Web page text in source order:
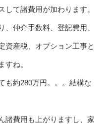
して諸費用が加わります。
仲介手数料、登記費用、
資産税、オプション工事と
すね。
も約280万円。。。結構な
諸費用も上がりますし、家